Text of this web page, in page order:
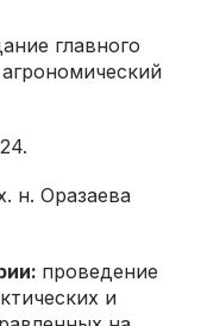
главного
24.
н. Оразаева
проведение
и